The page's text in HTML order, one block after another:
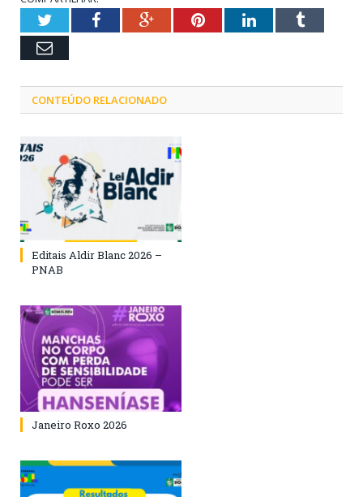
TwitterFacebookGoogle+PinterestLinkedInTumblr
Email
CONTEÚDO RELACIONADO
Editais Aldir Blanc 2026 –
PNAB
Janeiro Roxo 2026